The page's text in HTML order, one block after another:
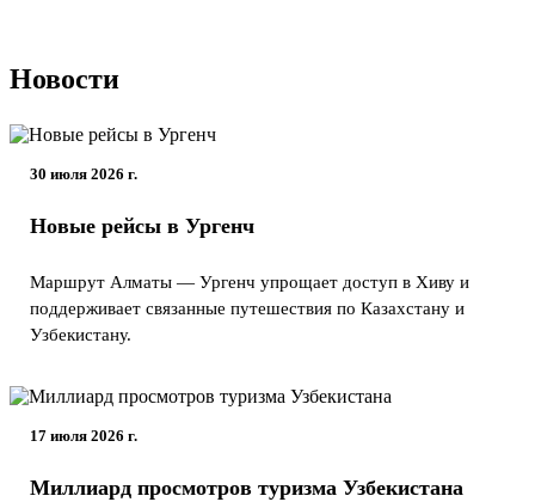
Новости
30 июля 2026 г.
Новые рейсы в Ургенч
Маршрут Алматы — Ургенч упрощает доступ в Хиву и
поддерживает связанные путешествия по Казахстану и
Узбекистану.
17 июля 2026 г.
Миллиард просмотров туризма Узбекистана